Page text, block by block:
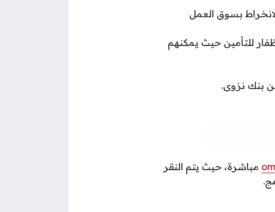
بسوق العمل
للتأمين حيث يمكنهم
بنك نزوى.
مباشرة، حيث يتم النقر